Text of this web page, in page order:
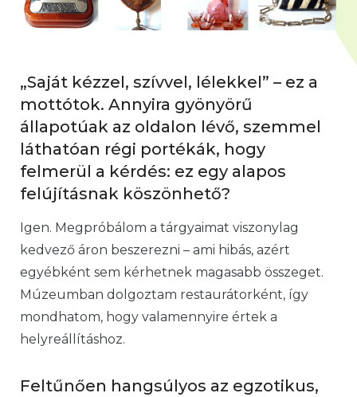
„Saját kézzel, szívvel, lélekkel” – ez a
mottótok. Annyira gyönyörű
állapotúak az oldalon lévő, szemmel
láthatóan régi portékák, hogy
felmerül a kérdés: ez egy alapos
felújításnak köszönhető?
Igen. Megpróbálom a tárgyaimat viszonylag
kedvező áron beszerezni – ami hibás, azért
egyébként sem kérhetnek magasabb összeget.
Múzeumban dolgoztam restaurátorként, így
mondhatom, hogy valamennyire értek a
helyreállításhoz.
Feltűnően hangsúlyos az egzotikus,